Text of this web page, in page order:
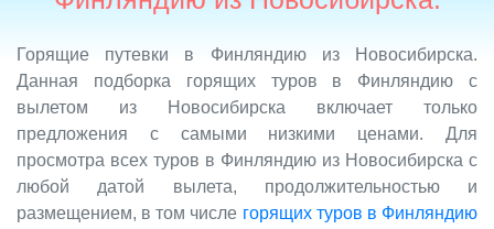
Горящие путевки в Финляндию из Новосибирска.
Данная подборка горящих туров в Финляндию с
вылетом из Новосибирска включает только
предложения с самыми низкими ценами. Для
просмотра всех туров в Финляндию из Новосибирска с
любой датой вылета, продолжительностью и
размещением, в том числе горящих туров в Финляндию